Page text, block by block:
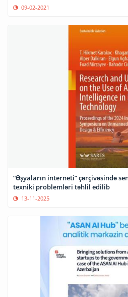
09-02-2021
“Əşyaların interneti” çərçivəsində
texniki problemləri təhlil edilib
13-11-2025